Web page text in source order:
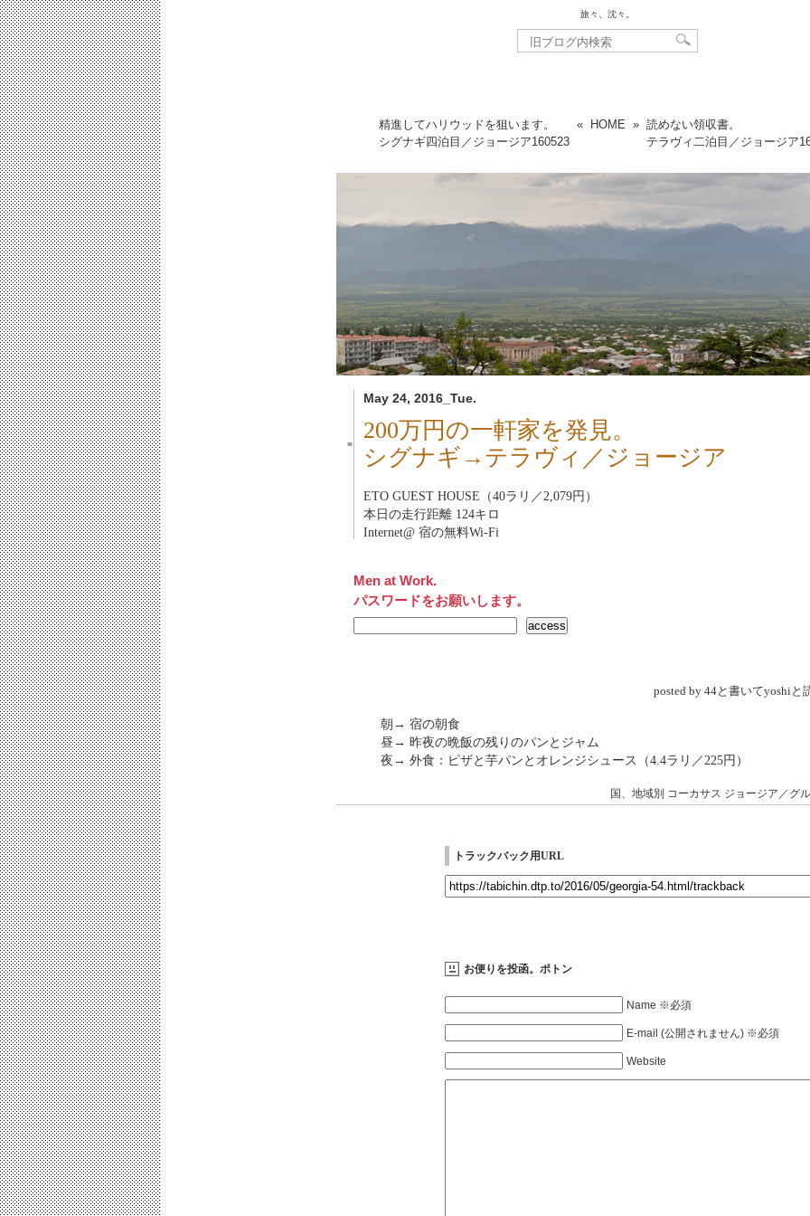
旅々、沈々。
精進してハリウッドを狙います。
シグナギ四泊目／ジョージア160523
« HOME » 読めない領収書。
テラヴィ二泊目／ジョージア
May 24, 2016_Tue.
■
200万円の一軒家を発見。
シグナギ→テラヴィ／ジョージア
ETO GUEST HOUSE（40ラリ／2,079円）
本日の走行距離 124キロ
Internet@ 宿の無料Wi-Fi
Men at Work.
パスワードをお願いします。
posted by 44と書いてyoshiと
朝→ 宿の朝食
昼→ 昨夜の晩飯の残りのパンとジャム
夜→ 外食：ピザと芋パンとオレンジシュース（4.4ラリ／225円）
国、地域別 コーカサス ジョージア／グ
トラックバック用URL
お便りを投函。ポトン
Name ※必須
E-mail (公開されません) ※必須
Website